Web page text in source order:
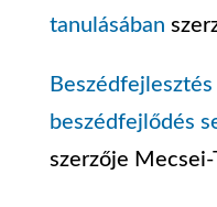
tanulásában
beszédfejlődés
szerzője Mecsei-